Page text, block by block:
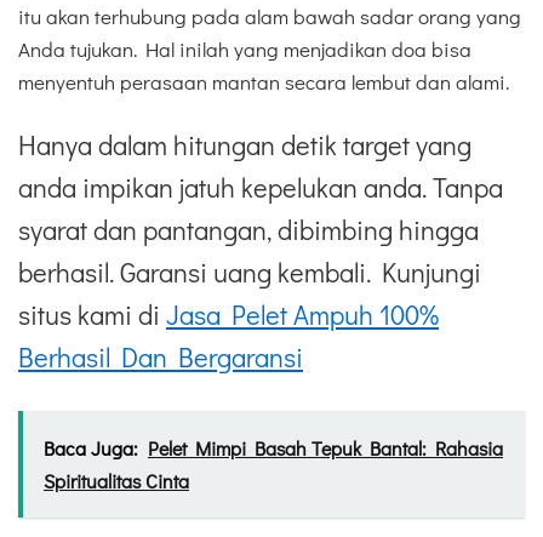
itu akan terhubung pada alam bawah sadar orang yang
Anda tujukan. Hal inilah yang menjadikan doa bisa
menyentuh perasaan mantan secara lembut dan alami.
Hanya dalam hitungan detik target yang
anda impikan jatuh kepelukan anda. Tanpa
syarat dan pantangan, dibimbing hingga
berhasil. Garansi uang kembali. Kunjungi
situs kami di Jasa Pelet Ampuh 100%
Berhasil Dan Bergaransi
Baca Juga: Pelet Mimpi Basah Tepuk Bantal: Rahasia
Spiritualitas Cinta